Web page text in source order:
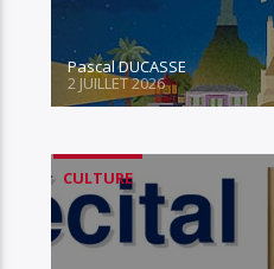
Pascal DUCASSE
2 JUILLET 2026
CULTURE